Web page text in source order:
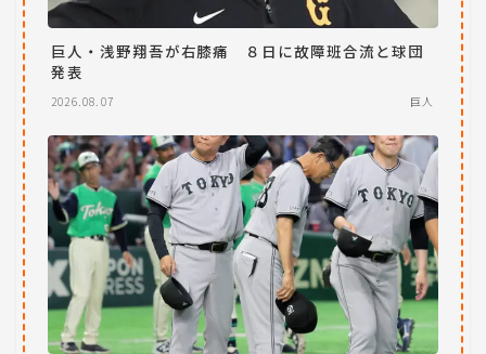
巨人・浅野翔吾が右膝痛 ８日に故障班合流と球団
発表
2026.08.07 巨人